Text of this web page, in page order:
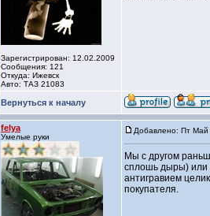
Зарегистрирован: 12.02.2009
Сообщения: 121
Откуда: Ижевск
Авто: ТАЗ 21083
Вернуться к началу
felya
Умелые руки
Добавлено: Пт
Мы с другом
сплошь дыры) или
антигравием
покупателя.